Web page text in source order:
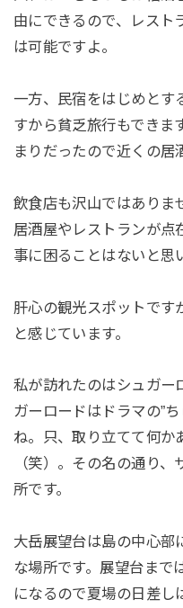
由にできるので、レスト
は可能ですよ。
一方、民宿をはじめとす
すから貧乏旅行もできま
まりだったので近くの居
飲食店も沢山ではありま
居酒屋やレストランが点
事に困ることはないと思
肝心の観光スポットです
と感じています。
私が訪れたのはシュガー
ガーロードはドラマの”
ね。只、取り立てて何か
（笑）。その名の通り
所です。
大岳展望台は島の中心部
な場所です。展望台まで
になるので夏場の日差し